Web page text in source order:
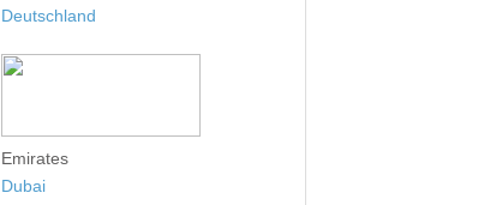
Deutschland
Emirates
Dubai